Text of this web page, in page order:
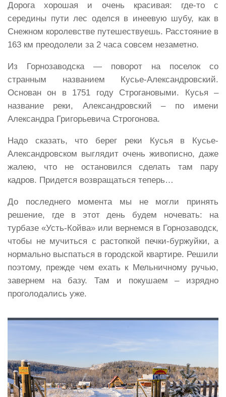
Дорога хорошая и очень красивая: где-то с
середины пути лес оделся в инеевую шубу, как в
Снежном королевстве путешествуешь. Расстояние в
163 км преодолели за 2 часа совсем незаметно.
Из Горнозаводска — поворот на поселок со
странным названием Кусье-Александровский.
Основан он в 1751 году Строгановыми. Кусья –
название реки, Александровский – по имени
Александра Григорьевича Строгонова.
Надо сказать, что берег реки Кусья в Кусье-
Александровском выглядит очень живописно, даже
жалею, что не остановился сделать там пару
кадров. Придется возвращаться теперь…
До последнего момента мы не могли принять
решение, где в этот день будем ночевать: на
турбазе «Усть-Койва» или вернемся в Горнозаводск,
чтобы не мучиться с растопкой печки-буржуйки, а
нормально выспаться в городской квартире. Решили
поэтому, прежде чем ехать к Мельничному ручью,
завернем на базу. Там и покушаем – изрядно
проголодались уже.